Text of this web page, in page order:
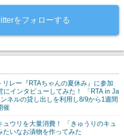
をフォローする
リレー『RTAちゃんの夏休み』に参加
にインタビューしてみた！ 「RTA in Ja
ネルの貸し出しを利用し8/9から1週間
催
ュウリを大量消費！ 「きゅうりのキュ
たいなお漬物を作ってみた